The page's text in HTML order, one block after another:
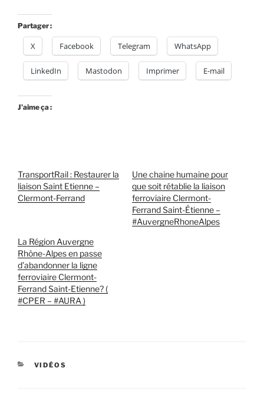
Partager :
X Facebook Telegram WhatsApp
LinkedIn Mastodon Imprimer E-mail
J’aime ça :
TransportRail : Restaurer la
liaison Saint Etienne –
Clermont-Ferrand
Une chaine humaine pour
que soit rétablie la liaison
ferroviaire Clermont-
Ferrand Saint-Étienne –
#AuvergneRhoneAlpes
La Région Auvergne
Rhône-Alpes en passe
d’abandonner la ligne
ferroviaire Clermont-
Ferrand Saint-Etienne? (
#CPER – #AURA )
CATÉGORIES
VIDÉOS